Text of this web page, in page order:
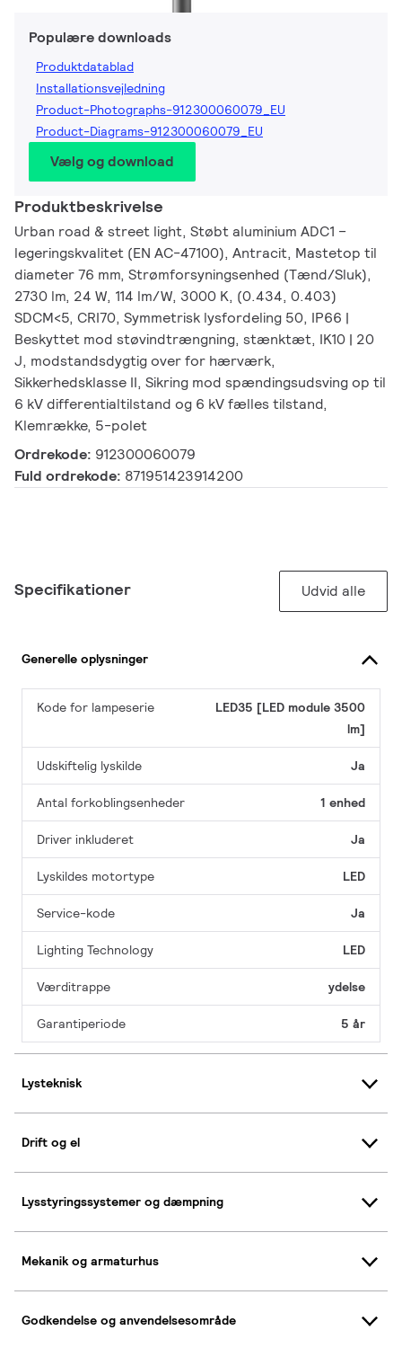
Populære downloads
Produktdatablad
Installationsvejledning
Product-Photographs-912300060079_EU
Product-Diagrams-912300060079_EU
Vælg og download
Produktbeskrivelse
Urban road & street light, Støbt aluminium ADC1 –
legeringskvalitet (EN AC-47100), Antracit, Mastetop til
diameter 76 mm, Strømforsyningsenhed (Tænd/Sluk),
2730 lm, 24 W, 114 lm/W, 3000 K, (0.434, 0.403)
SDCM<5, CRI70, Symmetrisk lysfordeling 50, IP66 |
Beskyttet mod støvindtrængning, stænktæt, IK10 | 20
J, modstandsdygtig over for hærværk,
Sikkerhedsklasse II, Sikring mod spændingsudsving op til
6 kV differentialtilstand og 6 kV fælles tilstand,
Klemrække, 5-polet
Ordrekode: 912300060079
Fuld ordrekode: 871951423914200
Specifikationer Udvid alle
Generelle oplysninger
Kode for lampeserie
LED35 [LED module 3500
lm]
Udskiftelig lyskilde Ja
Antal forkoblingsenheder 1 enhed
Driver inkluderet Ja
Lyskildes motortype LED
Service-kode Ja
Lighting Technology LED
Værditrappe ydelse
Garantiperiode 5 år
Lysteknisk
Drift og el
Lysstyringssystemer og dæmpning
Mekanik og armaturhus
Godkendelse og anvendelsesområde